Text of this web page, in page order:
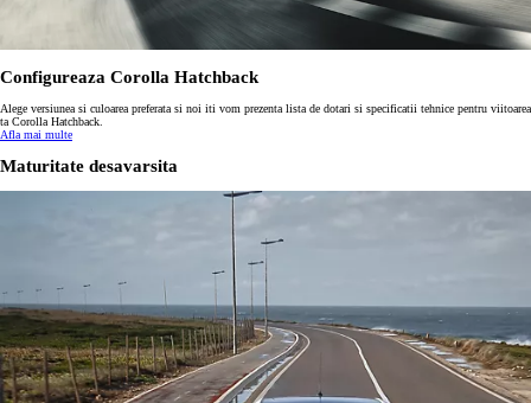
Configureaza Corolla Hatchback
Alege versiunea si culoarea preferata si noi iti vom prezenta lista de dotari si specificatii tehnice pentru viitoarea
ta Corolla Hatchback.
Afla mai multe
Maturitate desavarsita